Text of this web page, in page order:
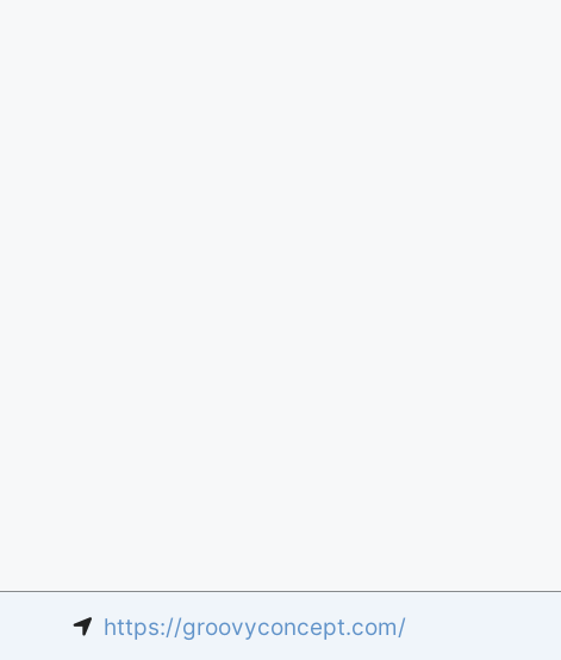
https://groovyconcept.com/